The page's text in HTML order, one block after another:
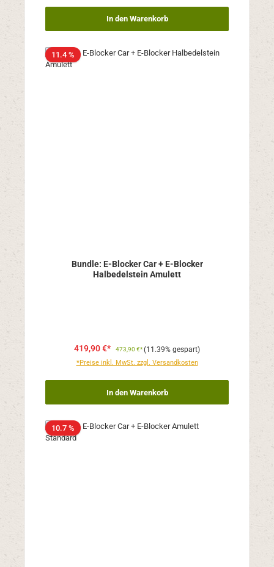
In den Warenkorb
11.4 %
Bundle: E-Blocker Car + E-Blocker
Halbedelstein Amulett
419,90 €* 473,90 €*(11.39% gespart)
*Preise inkl. MwSt. zzgl. Versandkosten
In den Warenkorb
10.7 %